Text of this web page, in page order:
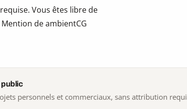
Vous êtes libre de
de ambientCG
public
personnels et commerciaux, sans attribution